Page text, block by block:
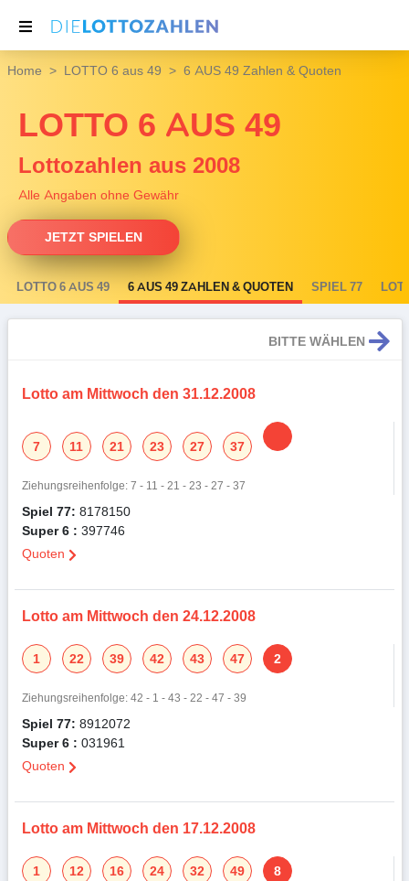
NACHRICHTEN
Home LOTTO 6 aus 49 6 AUS 49 Zahlen & Quoten
LOTTO 6 AUS 49
Lottozahlen aus 2008
Alle Angaben ohne Gewähr
JETZT SPIELEN
LOTTO 6 AUS 49 6 AUS 49 ZAHLEN & QUOTEN SPIEL 77
Lotto am Mittwoch den 31.12.2008
7 11 21 23 27 37
Ziehungsreihenfolge: 7 - 11 - 21 - 23 - 27 - 37
Spiel 77: 8178150
Super 6 : 397746
Quoten
Lotto am Mittwoch den 24.12.2008
1 22 39 42 43 47 2
Ziehungsreihenfolge: 42 - 1 - 43 - 22 - 47 - 39
Spiel 77: 8912072
Super 6 : 031961
Quoten
Lotto am Mittwoch den 17.12.2008
1 12 16 24 32 49 8
BITTE WÄHLEN